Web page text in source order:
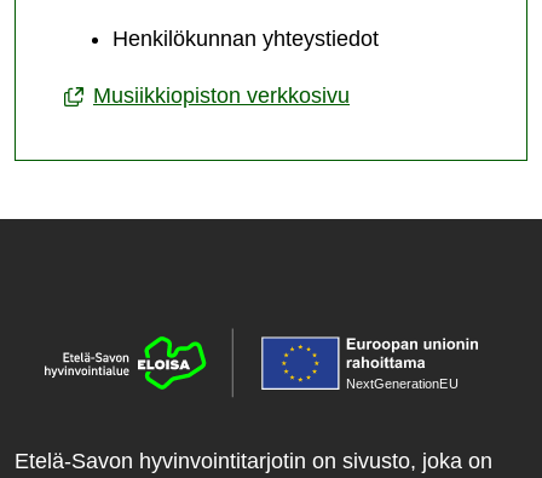
Henkilökunnan yhteystiedot
Musiikkiopiston verkkosivu
NextGenerationEU
Etelä-Savon hyvinvointitarjotin on sivusto, joka on